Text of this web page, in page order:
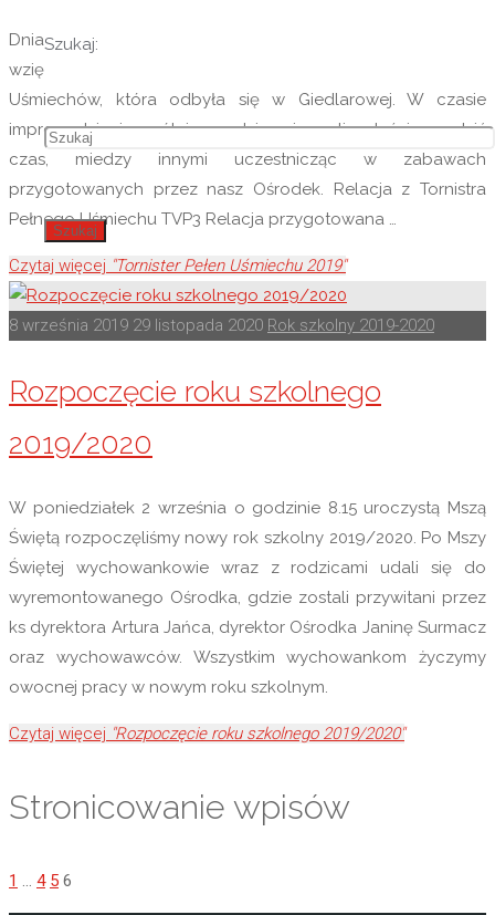
Szukaj:
Szukaj
Dnia 25.08.2019 r. wraz z wychowankami i rodzicami
wzięliśmy udział w finale ogólnopolskiej akcji Tornister Pełen
Uśmiechów, która odbyła się w Giedlarowej. W czasie
imprezy dzieci wspólnie z rodzinami mogli radośnie spędzić
czas, miedzy innymi uczestnicząc w zabawach
przygotowanych przez nasz Ośrodek. Relacja z Tornistra
Pełnego Uśmiechu TVP3 Relacja przygotowana …
Czytaj więcej "Tornister Pełen Uśmiechu 2019"
8 września 2019 29 listopada 2020 Rok szkolny 2019-2020
Rozpoczęcie roku szkolnego
2019/2020
W poniedziałek 2 września o godzinie 8.15 uroczystą Mszą
Świętą rozpoczęliśmy nowy rok szkolny 2019/2020. Po Mszy
Świętej wychowankowie wraz z rodzicami udali się do
wyremontowanego Ośrodka, gdzie zostali przywitani przez
ks dyrektora Artura Jańca, dyrektor Ośrodka Janinę Surmacz
oraz wychowawców. Wszystkim wychowankom życzymy
owocnej pracy w nowym roku szkolnym.
Czytaj więcej "Rozpoczęcie roku szkolnego 2019/2020"
Stronicowanie wpisów
1 … 4 5 6